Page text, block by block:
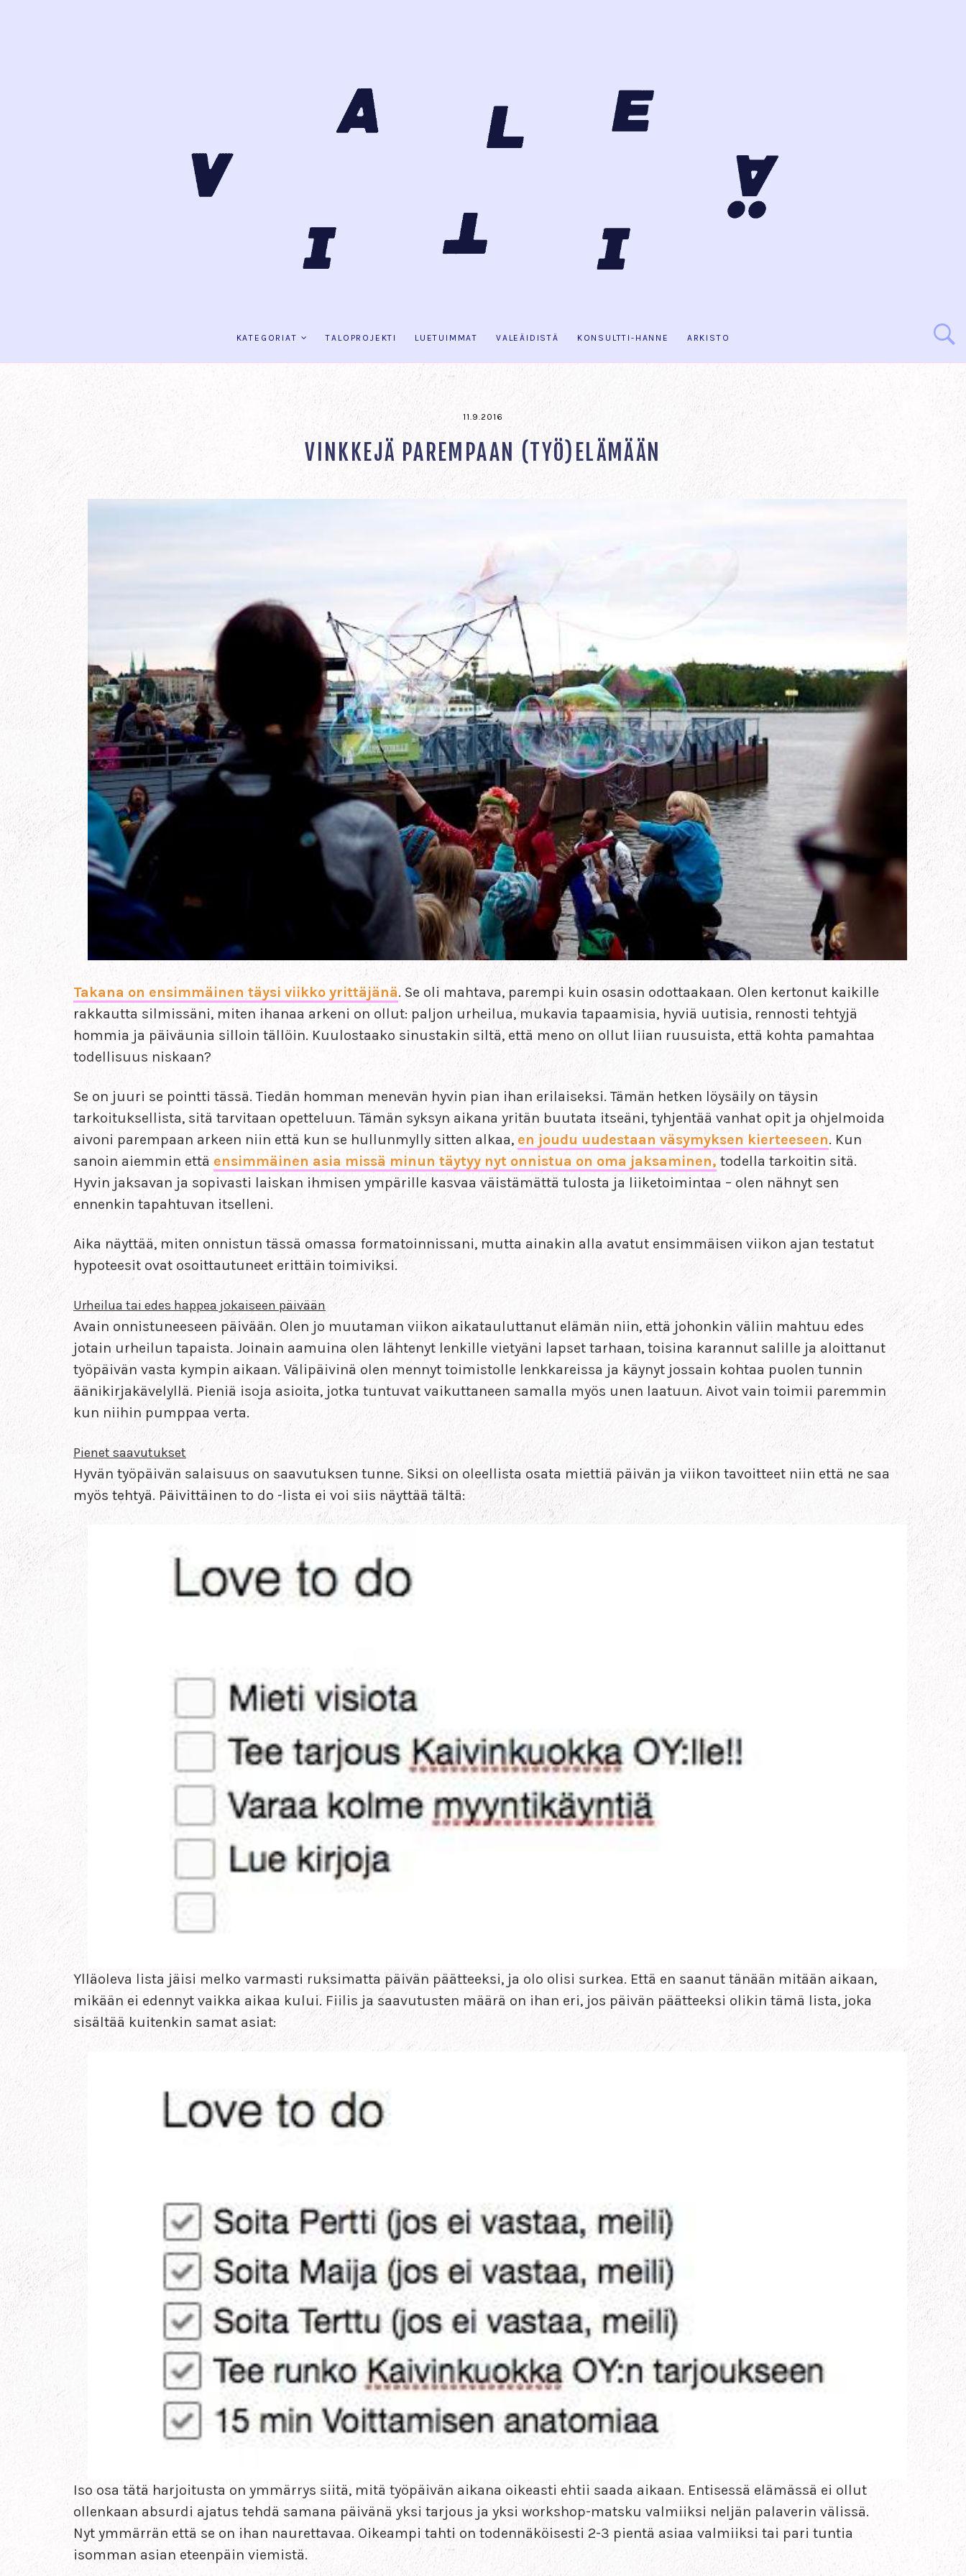
KATEGORIAT TALOPROJEKTI LUETUIMMAT VALEÄIDISTÄ KONSULTTI-HANNE ARKISTO
11.9.2016
VINKKEJÄ PAREMPAAN (TYÖ)ELÄMÄÄN
Takana on ensimmäinen täysi viikko yrittäjänä. Se oli mahtava, parempi kuin osasin odottaakaan. Olen kertonut kaikille
rakkautta silmissäni, miten ihanaa arkeni on ollut: paljon urheilua, mukavia tapaamisia, hyviä uutisia, rennosti tehtyjä
hommia ja päiväunia silloin tällöin. Kuulostaako sinustakin siltä, että meno on ollut liian ruusuista, että kohta pamahtaa
todellisuus niskaan?
Se on juuri se pointti tässä. Tiedän homman menevän hyvin pian ihan erilaiseksi. Tämän hetken löysäily on täysin
tarkoituksellista, sitä tarvitaan opetteluun. Tämän syksyn aikana yritän buutata itseäni, tyhjentää vanhat opit ja ohjelmoida
aivoni parempaan arkeen niin että kun se hullunmylly sitten alkaa, en joudu uudestaan väsymyksen kierteeseen. Kun
sanoin aiemmin että ensimmäinen asia missä minun täytyy nyt onnistua on oma jaksaminen, todella tarkoitin sitä.
Hyvin jaksavan ja sopivasti laiskan ihmisen ympärille kasvaa väistämättä tulosta ja liiketoimintaa – olen nähnyt sen
ennenkin tapahtuvan itselleni.
Aika näyttää, miten onnistun tässä omassa formatoinnissani, mutta ainakin alla avatut ensimmäisen viikon ajan testatut
hypoteesit ovat osoittautuneet erittäin toimiviksi.
Urheilua tai edes happea jokaiseen päivään
Avain onnistuneeseen päivään. Olen jo muutaman viikon aikatauluttanut elämän niin, että johonkin väliin mahtuu edes
jotain urheilun tapaista. Joinain aamuina olen lähtenyt lenkille vietyäni lapset tarhaan, toisina karannut salille ja aloittanut
työpäivän vasta kympin aikaan. Välipäivinä olen mennyt toimistolle lenkkareissa ja käynyt jossain kohtaa puolen tunnin
äänikirjakävelyllä. Pieniä isoja asioita, jotka tuntuvat vaikuttaneen samalla myös unen laatuun. Aivot vain toimii paremmin
kun niihin pumppaa verta.
Pienet saavutukset
Hyvän työpäivän salaisuus on saavutuksen tunne. Siksi on oleellista osata miettiä päivän ja viikon tavoitteet niin että ne saa
myös tehtyä. Päivittäinen to do -lista ei voi siis näyttää tältä:
Ylläoleva lista jäisi melko varmasti ruksimatta päivän päätteeksi, ja olo olisi surkea. Että en saanut tänään mitään aikaan,
mikään ei edennyt vaikka aikaa kului. Fiilis ja saavutusten määrä on ihan eri, jos päivän päätteeksi olikin tämä lista, joka
sisältää kuitenkin samat asiat:
Iso osa tätä harjoitusta on ymmärrys siitä, mitä työpäivän aikana oikeasti ehtii saada aikaan. Entisessä elämässä ei ollut
ollenkaan absurdi ajatus tehdä samana päivänä yksi tarjous ja yksi workshop-matsku valmiiksi neljän palaverin välissä.
Nyt ymmärrän että se on ihan naurettavaa. Oikeampi tahti on todennäköisesti 2-3 pientä asiaa valmiiksi tai pari tuntia
isomman asian eteenpäin viemistä.